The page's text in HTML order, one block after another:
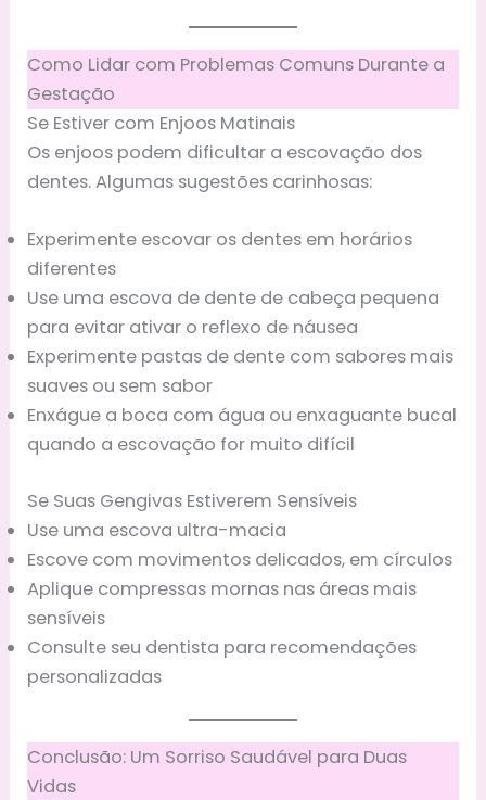
Como Lidar com Problemas Comuns Durante a
Gestação
Se Estiver com Enjoos Matinais
Os enjoos podem dificultar a escovação dos
dentes. Algumas sugestões carinhosas:
Experimente escovar os dentes em horários
diferentes
Use uma escova de dente de cabeça pequena
para evitar ativar o reflexo de náusea
Experimente pastas de dente com sabores mais
suaves ou sem sabor
Enxágue a boca com água ou enxaguante bucal
quando a escovação for muito difícil
Se Suas Gengivas Estiverem Sensíveis
Use uma escova ultra-macia
Escove com movimentos delicados, em círculos
Aplique compressas mornas nas áreas mais
sensíveis
Consulte seu dentista para recomendações
personalizadas
Conclusão: Um Sorriso Saudável para Duas
Vidas